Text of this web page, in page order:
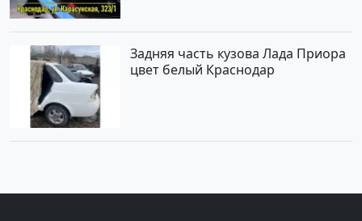
Задняя часть кузова Лада Приора
цвет белый Краснодар